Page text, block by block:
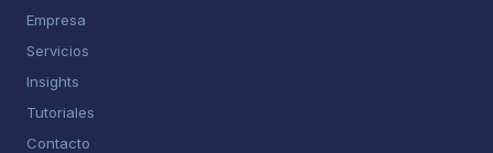
Empresa
Servicios
Insights
Tutoriales
Contacto